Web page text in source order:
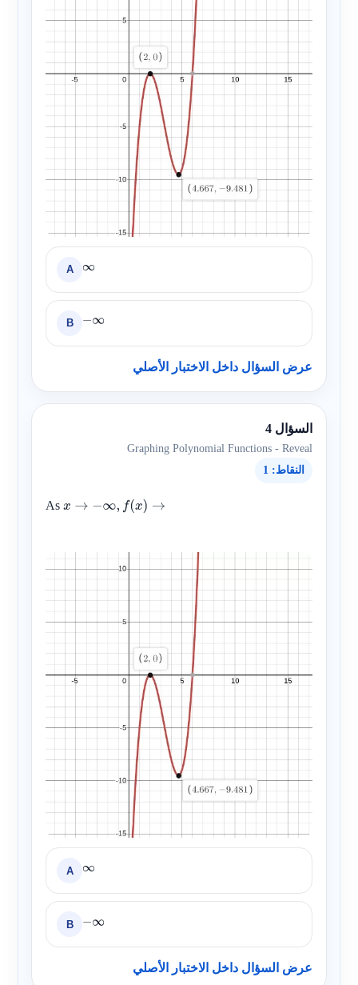
A ∞
B −∞
عرض السؤال داخل الاختبار الأصلي
السؤال 4
Graphing Polynomial Functions - Reveal
النقاط: 1
Asx →− ∞,f(x) →
A ∞
B −∞
عرض السؤال داخل الاختبار الأصلي